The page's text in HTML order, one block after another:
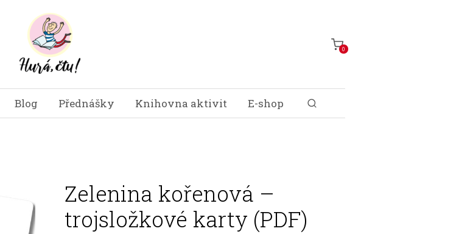
0
Blog Přednášky Knihovna aktivit E-shop
Zelenina kořenová –
trojsložkové karty (PDF)